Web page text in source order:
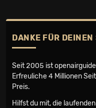
DANKE FÜR DEINEN
Seit 2005 ist
Erfreuliche 4 Millionen
Preis.
Hilfst du mit, die